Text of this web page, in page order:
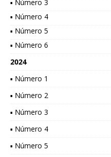
▪ Número 3
▪ Número 4
▪ Número 5
▪ Número 6
2024
▪ Número 1
▪ Número 2
▪ Número 3
▪ Número 4
▪ Número 5